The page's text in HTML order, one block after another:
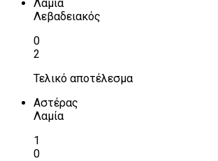
Λαμία
Λεβαδειακός
0
2
Τελικό αποτέλεσμα
Αστέρας
Λαμία
1
0